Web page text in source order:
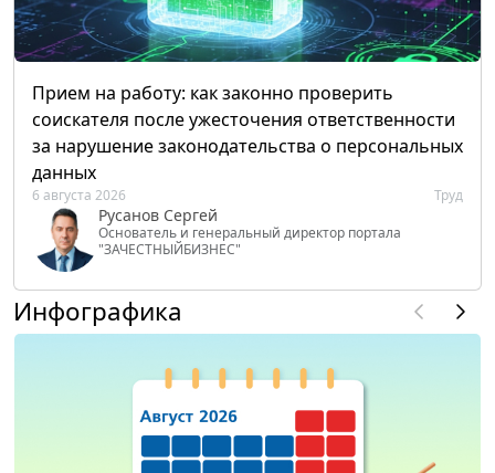
Прием на работу: как законно проверить
соискателя после ужесточения ответственности
за нарушение законодательства о персональных
данных
6 августа 2026 Труд
Русанов Сергей
Основатель и генеральный директор портала
"ЗАЧЕСТНЫЙБИЗНЕС"
Инфографика